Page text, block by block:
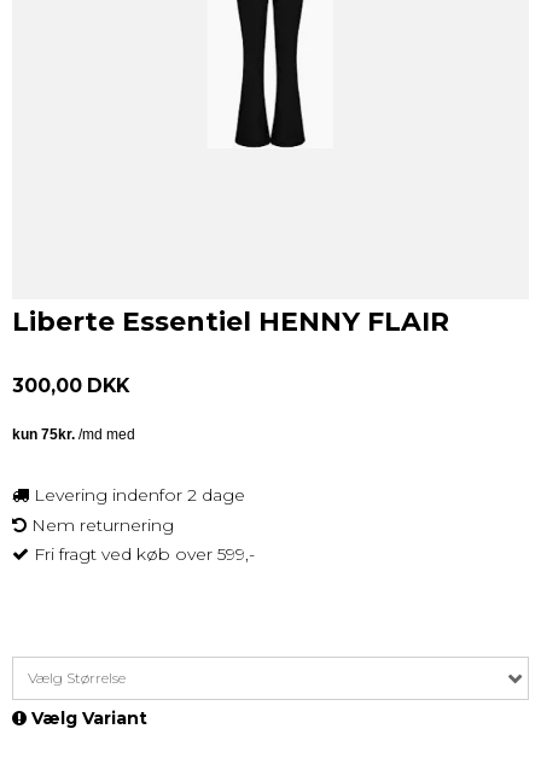
Liberte Essentiel HENNY FLAIR
300,00 DKK
Levering indenfor 2 dage
Nem returnering
Fri fragt ved køb over 599,-
Vælg Størrelse
Vælg Variant